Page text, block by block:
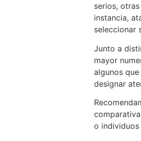
serios,
instancia,
seleccionar
Junto a
mayor
algunos
designar
o individuos